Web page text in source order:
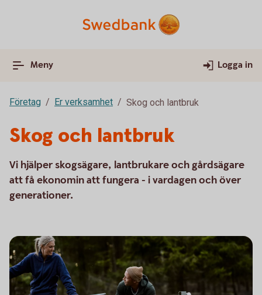
Meny Logga in
Företag Er verksamhet Skog och lantbruk
Skog och lantbruk
Vi hjälper skogsägare, lantbrukare och gårdsägare
att få ekonomin att fungera - i vardagen och över
generationer.